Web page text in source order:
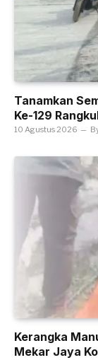
Tanamkan
Ke-129
10 Agustus 2026
Kerangka
Mekar Jaya